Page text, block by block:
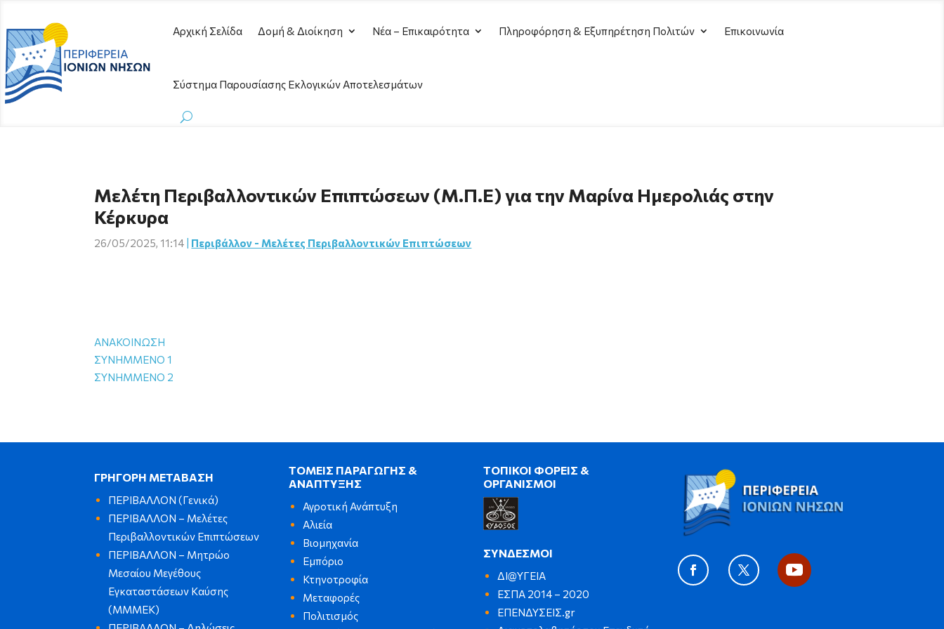
Αρχική Σελίδα Δομή & Διοίκηση Νέα – Επικαιρότητα Πληροφόρηση & Εξυπηρέτηση Πολιτών Επικοινωνία
Σύστημα Παρουσίασης Εκλογικών Αποτελεσμάτων
Μελέτη Περιβαλλοντικών Επιπτώσεων (Μ.Π.Ε) για την Μαρίνα Ημερολιάς στην
Κέρκυρα
26/05/2025, 11:14 Περιβάλλον - Μελέτες Περιβαλλοντικών Επιπτώσεων
ΑΝΑΚΟΙΝΩΣΗ
ΣΥΝΗΜΜΕΝΟ 1
ΣΥΝΗΜΜΕΝΟ 2
ΓΡΗΓΟΡΗ ΜΕΤΑΒΑΣΗ
ΠΕΡΙΒΑΛΛΟΝ (Γενικά)
ΠΕΡΙΒΑΛΛΟΝ – Μελέτες
Περιβαλλοντικών Επιπτώσεων
ΠΕΡΙΒΑΛΛΟΝ – Μητρώο
Μεσαίου Μεγέθους
Εγκαταστάσεων Καύσης
(ΜΜΜΕΚ)
ΤΟΜΕΙΣ ΠΑΡΑΓΩΓΗΣ &
ΑΝΑΠΤΥΞΗΣ
Αγροτική Ανάπτυξη
Αλιεία
Βιομηχανία
Εμπόριο
Κτηνοτροφία
Μεταφορές
Πολιτισμός
ΤΟΠΙΚΟΙ ΦΟΡΕΙΣ &
ΟΡΓΑΝΙΣΜΟΙ
ΣΥΝΔΕΣΜΟΙ
ΔΙ@ΥΓΕΙΑ
ΕΣΠΑ 2014 – 2020
ΕΠΕΝΔΥΣΕΙΣ.gr